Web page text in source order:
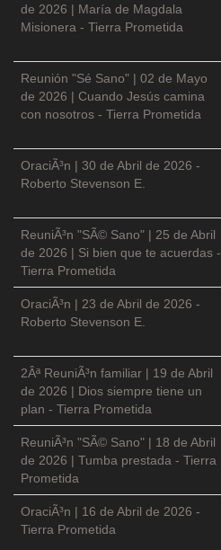
de 2026 | María de Magdala
Misionera - Tierra Prometida
Reunión "Sé Sano" | 02 de Mayo
de 2026 | Cuando Jesús camina
con nosotros - Tierra Prometida
OraciÃ³n | 30 de Abril de 2026 -
Roberto Stevenson E.
ReuniÃ³n "SÃ© Sano" | 25 de Abril
de 2026 | Si bien que te acuerdas -
Tierra Prometida
OraciÃ³n | 23 de Abril de 2026 -
Roberto Stevenson E.
2Âª ReuniÃ³n familiar | 19 de Abril
de 2026 | Dios siempre tiene un
plan - Tierra Prometida
ReuniÃ³n "SÃ© Sano" | 18 de Abril
de 2026 | Tumba prestada - Tierra
Prometida
OraciÃ³n | 16 de Abril de 2026 -
Tierra Prometida